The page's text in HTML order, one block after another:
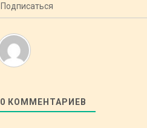
Подписаться
0 КОММЕНТАРИЕВ